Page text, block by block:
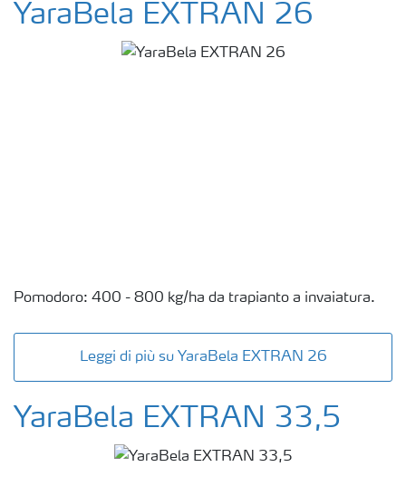
YaraBela EXTRAN 26
Pomodoro: 400 - 800 kg/ha da trapianto a invaiatura.
Leggi di più su YaraBela EXTRAN 26
YaraBela EXTRAN 33,5